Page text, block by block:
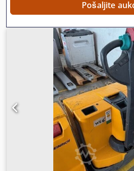
Pošaljite